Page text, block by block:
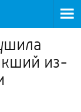
из-